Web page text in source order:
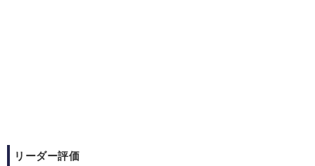
リーダー評価